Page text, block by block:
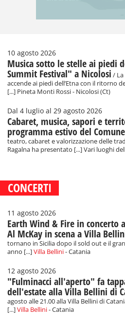
10 agosto 2026
Musica sotto le stelle ai piedi
Summit Festival" a Nicolosi /
accende ai piedi dell’Etna con il ritorno
[...] Pineta Monti Rossi - Nicolosi (Ct)
Dal 4 luglio al 29 agosto 2026
Cabaret, musica, sapori e
programma estivo del
teatro, cabaret e valorizzazione delle
Ragalna ha presentato [...] Vari luoghi
CONCERTI
11 agosto 2026
Earth Wind & Fire in concerto
Al McKay in scena a Villa
tornano in Sicilia dopo il sold out e il
anno [...]Villa Bellini- Catania
12 agosto 2026
"Fulminacci all'aperto" fa
dell'estate alla Villa Bellini di
agosto alle 21.00 alla Villa Bellini di
[...]Villa Bellini- Catania